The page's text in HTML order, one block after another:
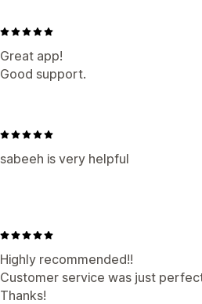
Great app!
Good support.
sabeeh is very helpful
Highly recommended!!
Customer service was just
Thanks!